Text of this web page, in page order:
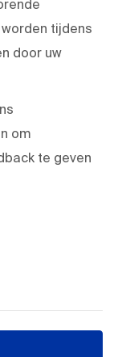
tijdens
door uw
om
te geven